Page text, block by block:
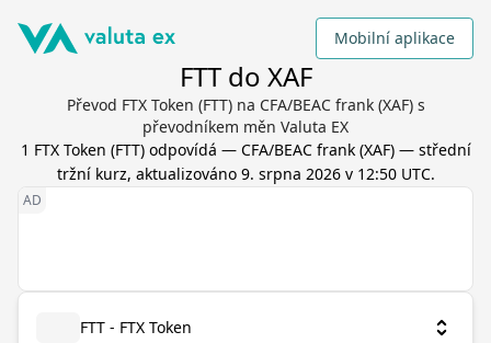
Mobilní aplikace
FTT do XAF
Převod FTX Token (FTT) na CFA/BEAC frank (XAF) s
převodníkem měn Valuta EX
1 FTX Token (FTT) odpovídá — CFA/BEAC frank(XAF) — střední
tržní kurz, aktualizováno 9. srpna 2026 v 12:50 UTC.
FTT - FTX Token